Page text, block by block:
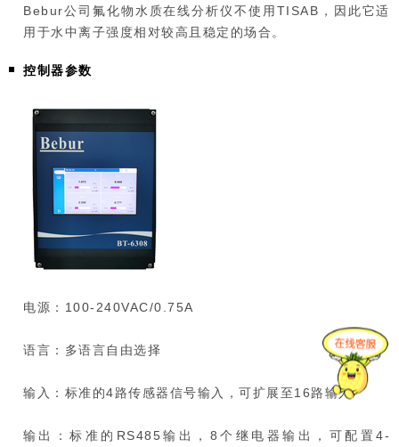
Bebur公司氟化物水质在线分析仪不使用TISAB，因此它适
用于水中离子强度相对较高且稳定的场合。
控制器参数
电源：100-240VAC/0.75A
语言：多语言自由选择
输入：标准的4路传感器信号输入，可扩展至16路输入
输出：标准的RS485输出，8个继电器输出，可配置4-